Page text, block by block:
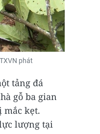
phát
tảng đá
gỗ ba gian
mắc kẹt.
lượng tại